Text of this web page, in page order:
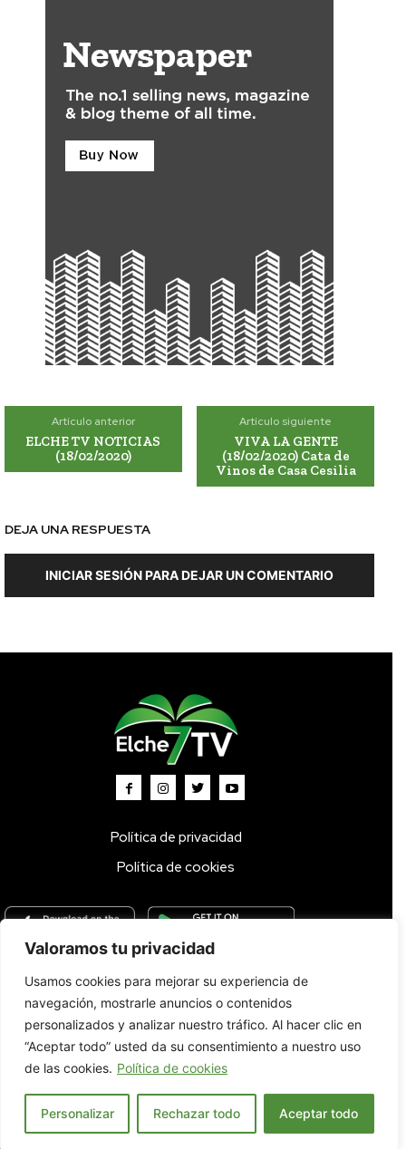
Valoramos tu privacidad
Usamos cookies para mejorar su experiencia de
navegación, mostrarle anuncios o contenidos
personalizados y analizar nuestro tráfico. Al hacer clic en
“Aceptar todo” usted da su consentimiento a nuestro uso
de las cookies. Política de cookies
Personalizar Rechazar todo Aceptar todo
Artículo anterior
ELCHE TV NOTICIAS
(18/02/2020)
Artículo siguiente
VIVA LA GENTE
(18/02/2020) Cata de
Vinos de Casa Cesilia
DEJA UNA RESPUESTA
INICIAR SESIÓN PARA DEJAR UN COMENTARIO
Política de privacidad
Política de cookies
TV DIRECTO 🔴 Programas Parrilla
Radio
Bolsa de Trabajo Contacto
Español